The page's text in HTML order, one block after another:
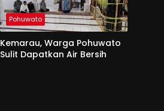
Pohuwato
Kemarau, Warga Pohuwato
Sulit Dapatkan Air Bersih